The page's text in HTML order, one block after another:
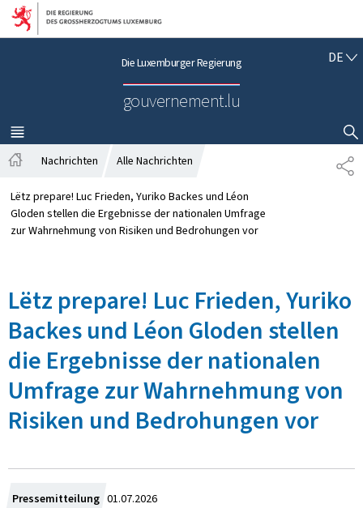
Zur Hauptnavigation
Zum Inhalt
Die Luxemburger Regierung
gouvernement.lu
DED
S
C
H
MENÜ
HAUPT-
SUCHFLED ANZEIGEN / SCHLIESSEN
T
E
t
a
r
i
t
e
Nachrichten Alle Nachrichten
Lëtz prepare! Luc Frieden, Yuriko Backes und Léon
Gloden stellen die Ergebnisse der nationalen Umfrage
zur Wahrnehmung von Risiken und Bedrohungen vor
Lëtz prepare! Luc Frieden, Yuriko
Backes und Léon Gloden stellen
die Ergebnisse der nationalen
Umfrage zur Wahrnehmung von
Risiken und Bedrohungen vor
Pressemitteilung Z
01.07.2026